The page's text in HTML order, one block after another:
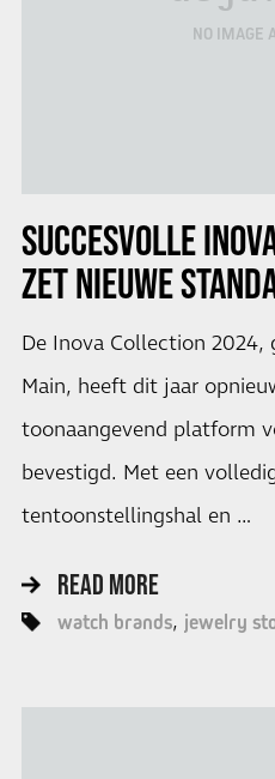
NO IMAGE
SUCCESVOLLE
ZET NIEUWE
De Inova Collection
Main, heeft dit jaar
toonaangevend platform
bevestigd. Met een
tentoonstellingshal en …
READ MORE
watch brands jewelry